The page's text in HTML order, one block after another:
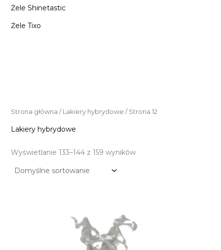
Żele Shinetastic
Żele Tixo
Strona główna / Lakiery hybrydowe / Strona 12
Lakiery hybrydowe
Wyświetlanie 133–144 z 159 wyników